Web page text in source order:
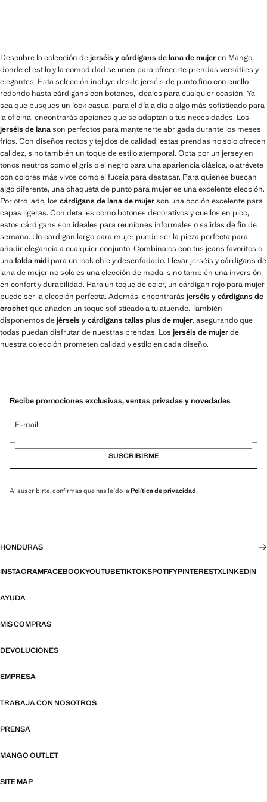
Descubre la colección dejerséis y cárdigans de lana de mujeren Mango,
donde el estilo y la comodidad se unen para ofrecerte prendas versátiles y
elegantes. Esta selección incluye desde jerséis de punto fino con cuello
redondo hasta cárdigans con botones, ideales para cualquier ocasión. Ya
sea que busques un look casual para el día a día o algo más sofisticado para
la oficina, encontrarás opciones que se adaptan a tus necesidades. Los
jerséis de lanason perfectos para mantenerte abrigada durante los meses
fríos. Con diseños rectos y tejidos de calidad, estas prendas no solo ofrecen
calidez, sino también un toque de estilo atemporal. Opta por un jersey en
tonos neutros como el gris o el negro para una apariencia clásica, o atrévete
con colores más vivos como el fucsia para destacar. Para quienes buscan
algo diferente, una chaqueta de punto para mujer es una excelente elección.
Por otro lado, los cárdigans de lana de mujerson una opción excelente para
capas ligeras. Con detalles como botones decorativos y cuellos en pico,
estos cárdigans son ideales para reuniones informales o salidas de fin de
semana. Un cardigan largo para mujer puede ser la pieza perfecta para
añadir elegancia a cualquier conjunto. Combínalos con tus jeans favoritos o
unafalda midi para un look chic y desenfadado. Llevar jerséis y cárdigans de
lana de mujer no solo es una elección de moda, sino también una inversión
en confort y durabilidad. Para un toque de color, un cárdigan rojo para mujer
puede ser la elección perfecta. Además, encontrarás jerséis y cárdigans de
crochetque añaden un toque sofisticado a tu atuendo. También
disponemos dejérseis y cárdigans tallas plus de mujer, asegurando que
todas puedan disfrutar de nuestras prendas. Los jerséis de mujerde
nuestra colección prometen calidad y estilo en cada diseño.
Recibe promociones exclusivas, ventas privadas y novedades
E-mail
SUSCRIBIRME
Al suscribirte, confirmas que has leído la Política de privacidad.
HONDURAS
INSTAGRAMFACEBOOKYOUTUBETIKTOKSPOTIFYPINTERESTXLINKEDIN
AYUDA
MIS COMPRAS
DEVOLUCIONES
EMPRESA
TRABAJA CON NOSOTROS
PRENSA
MANGO OUTLET
SITE MAP